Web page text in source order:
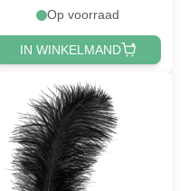
Op voorraad
IN WINKELMAND